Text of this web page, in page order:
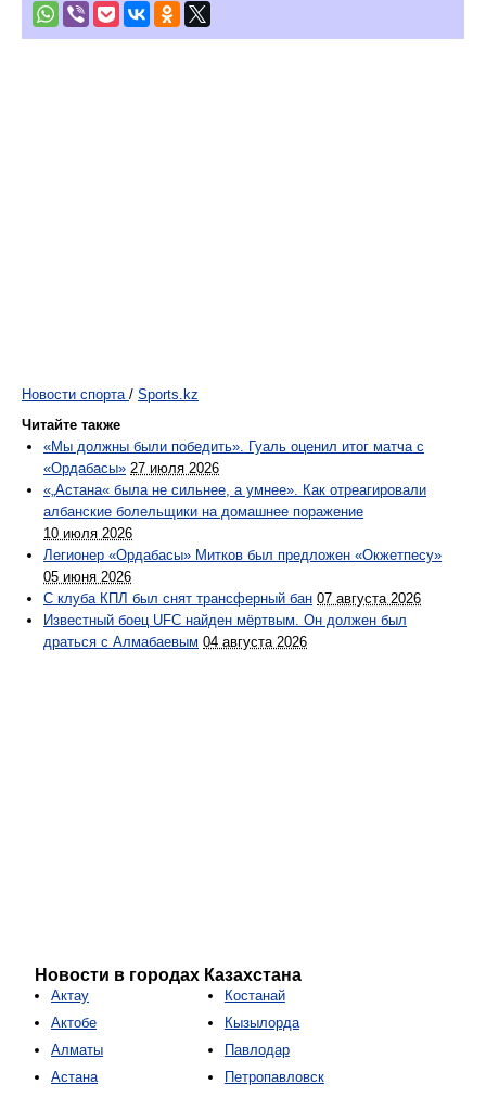
Новости спорта / Sports.kz
Читайте также
«Мы должны были победить». Гуаль оценил итог матча с
«Ордабасы» 27 июля 2026
«„Астана« была не сильнее, а умнее». Как отреагировали
албанские болельщики на домашнее поражение
10 июля 2026
Легионер «Ордабасы» Митков был предложен «Окжетпесу»
05 июня 2026
С клуба КПЛ был снят трансферный бан 07 августа 2026
Известный боец UFC найден мёртвым. Он должен был
драться с Алмабаевым 04 августа 2026
Новости в городах Казахстана
Актау
Актобе
Алматы
Астана
Костанай
Кызылорда
Павлодар
Петропавловск